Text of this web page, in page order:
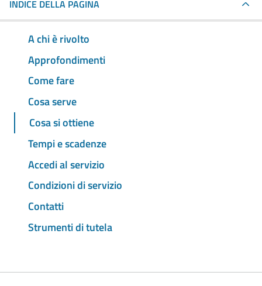
INDICE DELLA PAGINA
A chi è rivolto
Approfondimenti
Come fare
Cosa serve
Cosa si ottiene
Tempi e scadenze
Accedi al servizio
Condizioni di servizio
Contatti
Strumenti di tutela